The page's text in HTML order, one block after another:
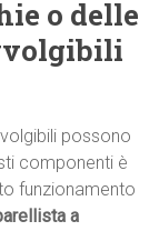
o delle
possono
componenti è
funzionamento
a